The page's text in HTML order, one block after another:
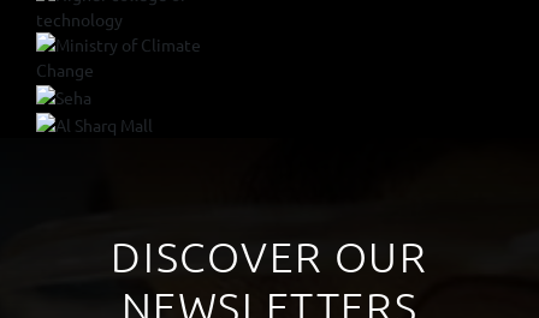
DISCOVER OUR
NEWSLETTERS